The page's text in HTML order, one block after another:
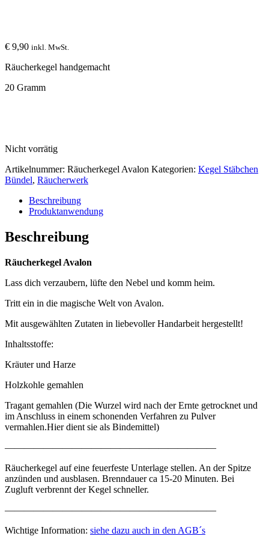
€ 9,90 inkl. MwSt.
Räucherkegel handgemacht
20 Gramm
Nicht vorrätig
Artikelnummer: Räucherkegel Avalon Kategorien: Kegel Stäbchen
Bündel, Räucherwerk
Beschreibung
Produktanwendung
Beschreibung
Räucherkegel Avalon
Lass dich verzaubern, lüfte den Nebel und komm heim.
Tritt ein in die magische Welt von Avalon.
Mit ausgewählten Zutaten in liebevoller Handarbeit hergestellt!
Inhaltsstoffe:
Kräuter und Harze
Holzkohle gemahlen
Tragant gemahlen (Die Wurzel wird nach der Ernte getrocknet und
im Anschluss in einem schonenden Verfahren zu Pulver
vermahlen.Hier dient sie als Bindemittel)
——————————————————————
Räucherkegel auf eine feuerfeste Unterlage stellen. An der Spitze
anzünden und ausblasen. Brenndauer ca 15-20 Minuten. Bei
Zugluft verbrennt der Kegel schneller.
——————————————————————
Wichtige Information: siehe dazu auch in den AGB´s